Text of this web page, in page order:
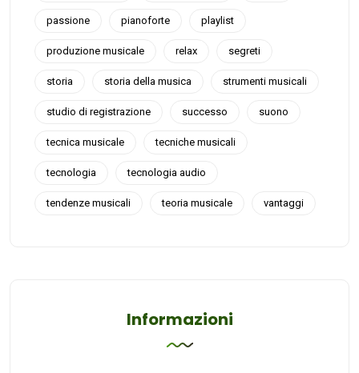
passione pianoforte playlist
produzione musicale relax segreti
storia storia della musica strumenti musicali
studio di registrazione successo suono
tecnica musicale tecniche musicali
tecnologia tecnologia audio
tendenze musicali teoria musicale vantaggi
Informazioni